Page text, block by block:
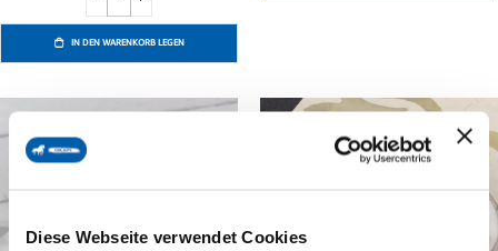
Diese Webseite verwendet Cookies
IN DEN WARENKORB LEGEN